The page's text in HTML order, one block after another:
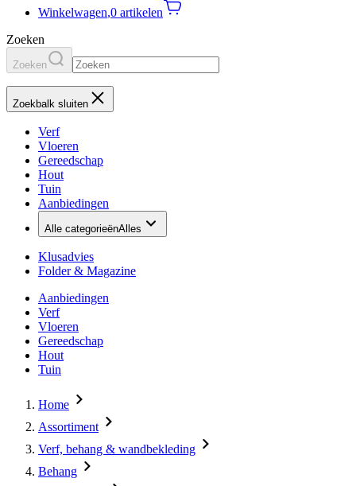
Winkelwagen,0 artikelen
Zoeken
Zoeken
Zoekbalk sluiten
Verf
Vloeren
Gereedschap
Hout
Tuin
Aanbiedingen
Alle categorieënAlles
Klusadvies
Folder & Magazine
Aanbiedingen
Verf
Vloeren
Gereedschap
Hout
Tuin
Home
Assortiment
Verf, behang & wandbekleding
Behang